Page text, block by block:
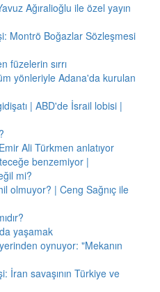
Ağıralioğlu ile özel yayın
Montrö Boğazlar Sözleşmesi
füzelerin sırrı
yönleriyle Adana'da kurulan
| ABD'de İsrail lobisi |
Ali Türkmen anlatıyor
benzemiyor |
mi?
olmuyor? | Ceng Sağnıç ile
yaşamak
oynuyor: "Mekanın
İran savaşının Türkiye ve